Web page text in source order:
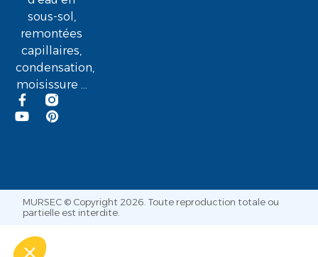
sous-sol,
remontées
capillaires,
condensation,
moisissure ...
MURSEC © Copyright 2026. Toute reproduction totale ou
partielle est interdite.